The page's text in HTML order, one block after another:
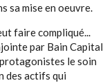
sa mise en oeuvre.
faire compliqué...
par Bain Capital
le soin
des actifs qui